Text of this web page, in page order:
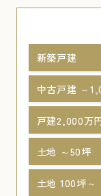
新築戸建
中古戸建 ～
戸建2,000万
土地 ～50坪
土地 100坪～